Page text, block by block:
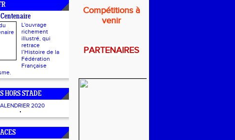
L'ouvrage
richement
illustré, qui
retrace
l’Histoire de la
Fédération
Française
HORS STADE
2020
Compétitions à
venir
PARTENAIRES